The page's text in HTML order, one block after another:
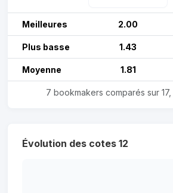
Meilleures 2.00
Plus basse 1.43
Moyenne 1.81
7 bookmakers comparés sur 17,
Évolution des cotes 12